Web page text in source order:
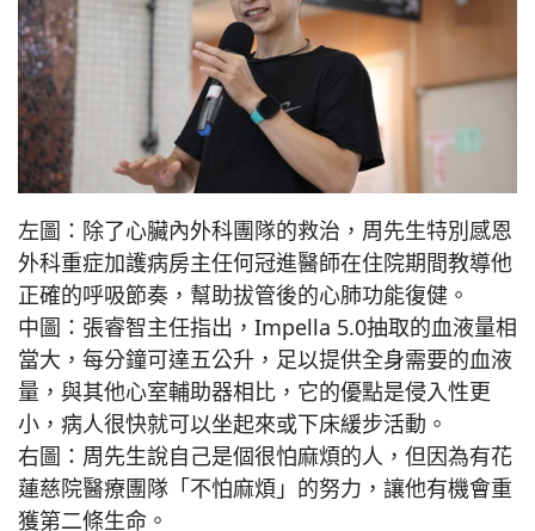
左圖：除了心臟內外科團隊的救治，周先生特別感恩
外科重症加護病房主任何冠進醫師在住院期間教導他
正確的呼吸節奏，幫助拔管後的心肺功能復健。
中圖：張睿智主任指出，Impella 5.0抽取的血液量相
當大，每分鐘可達五公升，足以提供全身需要的血液
量，與其他心室輔助器相比，它的優點是侵入性更
小，病人很快就可以坐起來或下床緩步活動。
右圖：周先生說自己是個很怕麻煩的人，但因為有花
蓮慈院醫療團隊「不怕麻煩」的努力，讓他有機會重
獲第二條生命。